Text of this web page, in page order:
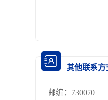
其他联系方
邮编： 730070